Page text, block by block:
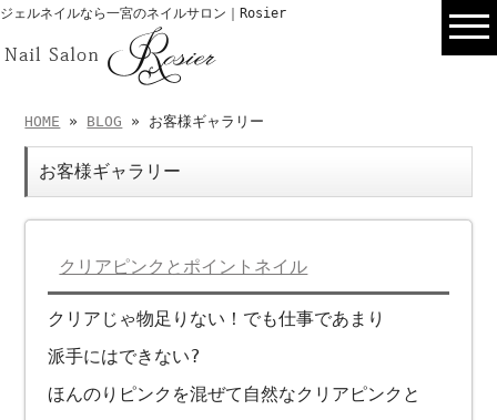
ジェルネイルなら一宮のネイルサロン｜Rosier
HOME » BLOG » お客様ギャラリー
お客様ギャラリー
クリアピンクとポイントネイル
クリアじゃ物足りない！でも仕事であまり
派手にはできない?
ほんのりピンクを混ぜて自然なクリアピンクと